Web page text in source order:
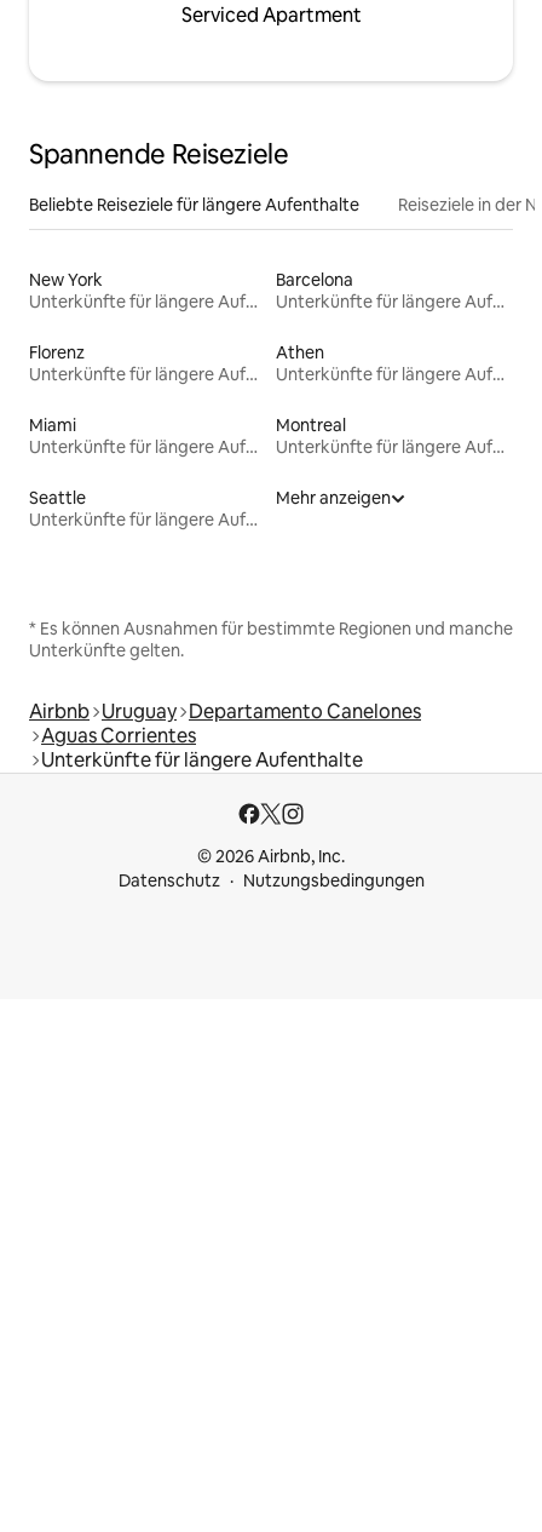
Serviced Apartment
Spannende Reiseziele
Beliebte Reiseziele für längere Aufenthalte Reiseziele in der
New York
Unterkünfte für längere Aufenthalte
Barcelona
Unterkünfte für längere Aufenthalte
Florenz
Unterkünfte für längere Aufenthalte
Athen
Unterkünfte für längere Aufenthalte
Miami
Unterkünfte für längere Aufenthalte
Montreal
Unterkünfte für längere Aufenthalte
Seattle
Unterkünfte für längere Aufenthalte
Mehr anzeigen
* Es können Ausnahmen für bestimmte Regionen und manche
Unterkünfte gelten.
Airbnb Uruguay Departamento Canelones
Aguas Corrientes
Unterkünfte für längere Aufenthalte
© 2026 Airbnb, Inc.
Datenschutz
Nutzungsbedingungen